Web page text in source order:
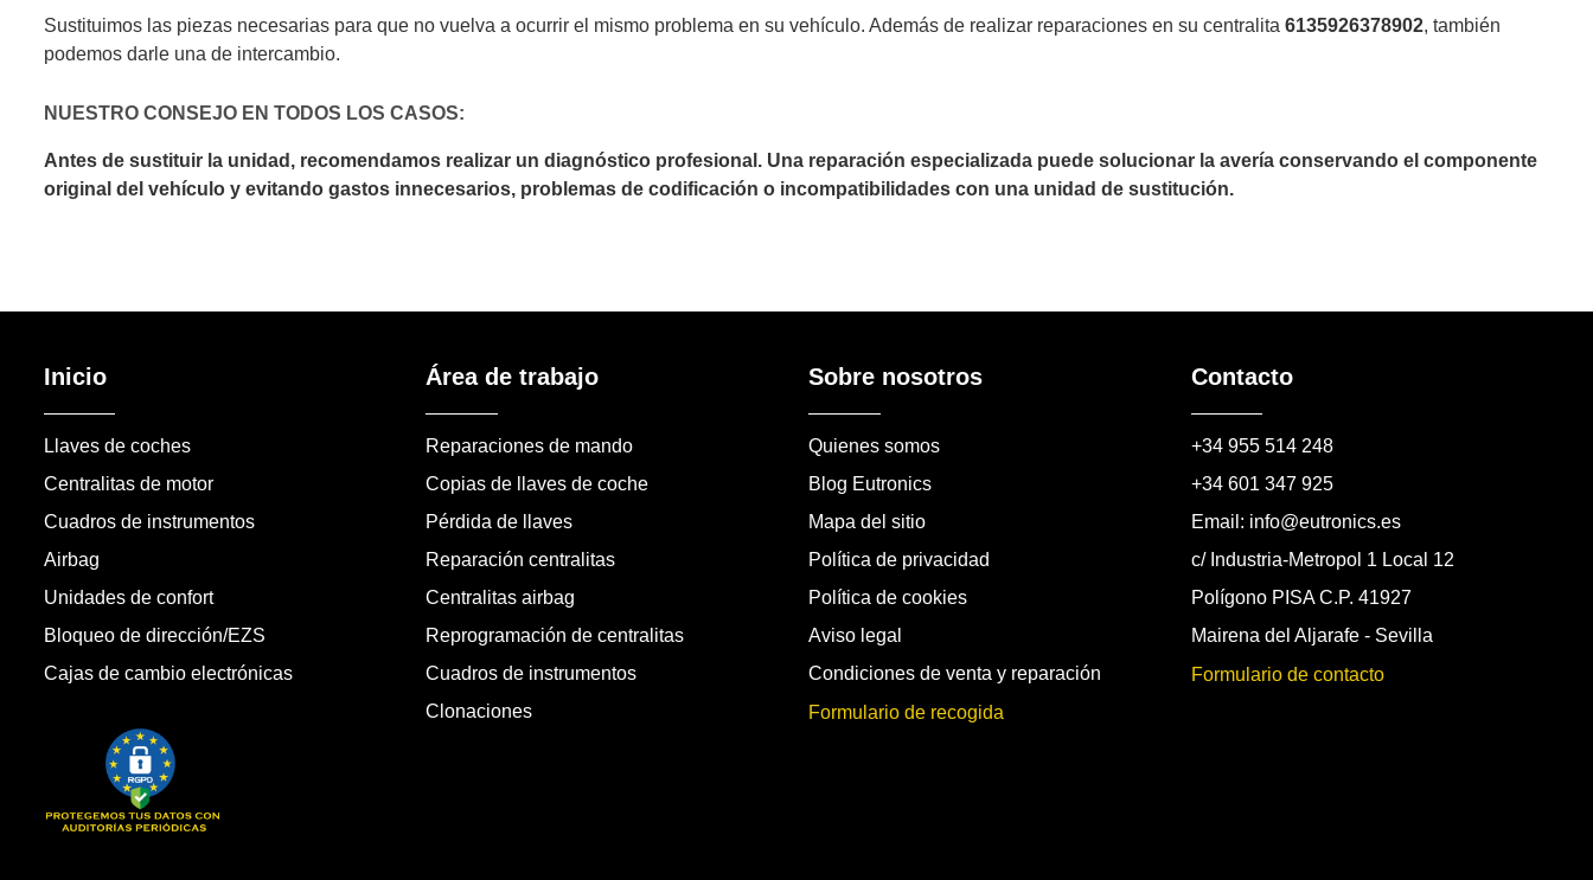
Sustituimos las piezas necesarias para que no vuelva a ocurrir el mismo problema en su vehículo. Además de realizar reparaciones en su centralita 6135926378902, también
podemos darle una de intercambio.
NUESTRO CONSEJO EN TODOS LOS CASOS:
Antes de sustituir la unidad, recomendamos realizar un diagnóstico profesional. Una reparación especializada puede solucionar la avería conservando el componente
original del vehículo y evitando gastos innecesarios, problemas de codificación o incompatibilidades con una unidad de sustitución.
Inicio
Llaves de coches
Centralitas de motor
Cuadros de instrumentos
Airbag
Unidades de confort
Bloqueo de dirección/EZS
Cajas de cambio electrónicas
Área de trabajo
Reparaciones de mando
Copias de llaves de coche
Pérdida de llaves
Reparación centralitas
Centralitas airbag
Reprogramación de centralitas
Cuadros de instrumentos
Clonaciones
Sobre nosotros
Quienes somos
Blog Eutronics
Mapa del sitio
Política de privacidad
Política de cookies
Aviso legal
Condiciones de venta y reparación
Formulario de recogida
Contacto
+34 955 514 248
+34 601 347 925
Email: info@eutronics.es
c/ Industria-Metropol 1 Local 12
Polígono PISA C.P. 41927
Mairena del Aljarafe - Sevilla
Formulario de contacto